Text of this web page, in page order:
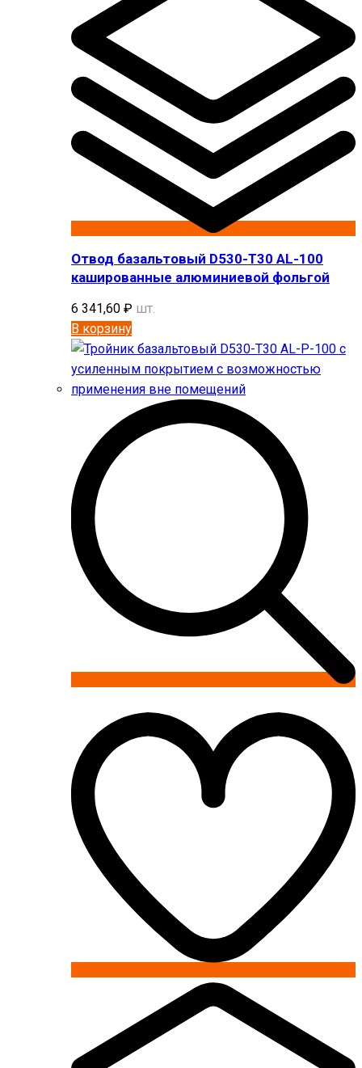
Отвод базальтовый D530-T30 AL-100
кашированные алюминиевой фольгой
6 341,60 ₽ шт.
В корзину